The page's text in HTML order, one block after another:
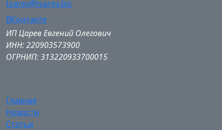
tsarev@tsarev.biz
ВКонтакте
ИП Царев Евгений Олегович
ИНН: 220903573900
ОГРНИП: 313220933700015
Главная
Новости
Статьи